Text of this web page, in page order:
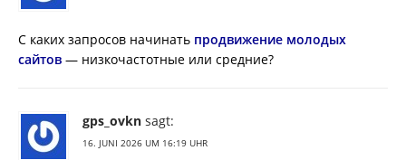
С каких запросов начинать продвижение молодых
сайтов — низкочастотные или средние?
gps_ovkn sagt:
16. JUNI 2026 UM 16:19 UHR